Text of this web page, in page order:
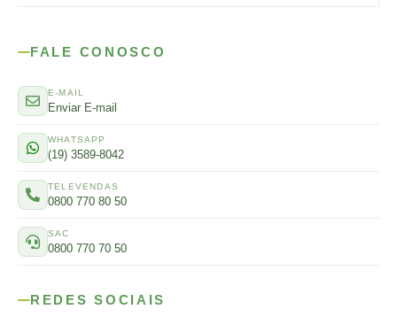
FALE CONOSCO
E-MAIL
Enviar E-mail
WHATSAPP
(19) 3589-8042
TELEVENDAS
0800 770 80 50
SAC
0800 770 70 50
REDES SOCIAIS